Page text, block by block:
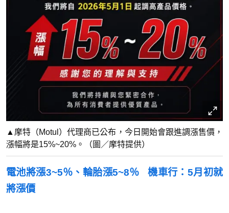
▲摩特（Motul）代理商已公布，今日開始會跟進調漲售價，
漲幅將是15%~20%。（圖／摩特提供）
電池將漲3~5％、輪胎漲5~8％ 機車行：5月初就
將漲價